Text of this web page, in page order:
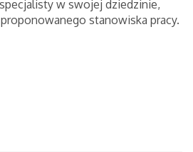
w swojej dziedzinie,
stanowiska pracy.